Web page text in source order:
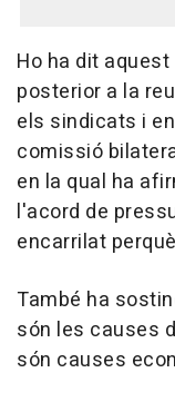
Ho ha dit
posterior a la
els sindicats i
comissió
en la qual ha
l'acord de
encarrilat
També ha
són les causes
són causes